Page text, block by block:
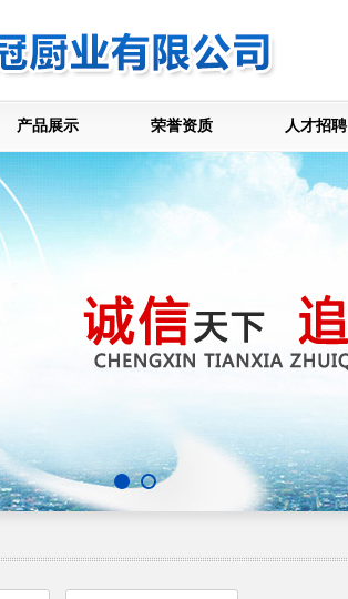
产品展示 荣誉资质 人才招聘